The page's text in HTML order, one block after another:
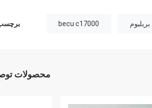
becu c17000
محصولات